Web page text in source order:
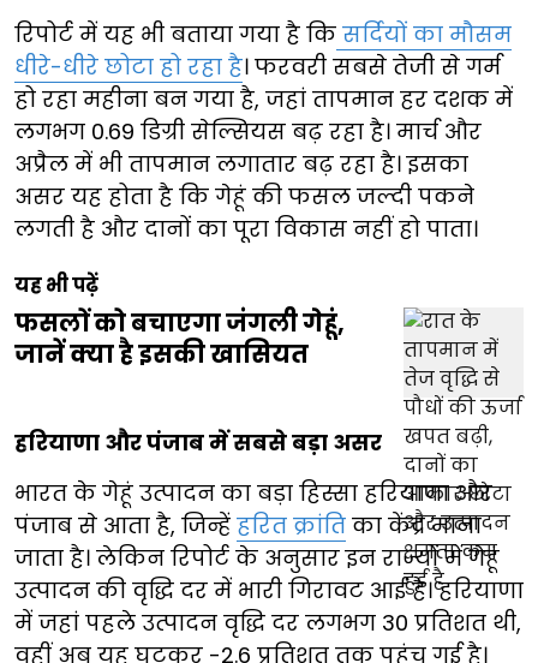
रिपोर्ट में यह भी बताया गया है कि सर्दियों का मौसम
धीरे-धीरे छोटा हो रहा है। फरवरी सबसे तेजी से गर्म
हो रहा महीना बन गया है, जहां तापमान हर दशक में
लगभग 0.69 डिग्री सेल्सियस बढ़ रहा है। मार्च और
अप्रैल में भी तापमान लगातार बढ़ रहा है। इसका
असर यह होता है कि गेहूं की फसल जल्दी पकने
लगती है और दानों का पूरा विकास नहीं हो पाता।
यह भी पढ़ें
फसलों को बचाएगा जंगली गेहूं,
जानें क्या है इसकी खासियत
हरियाणा और पंजाब में सबसे बड़ा असर
भारत के गेहूं उत्पादन का बड़ा हिस्सा हरियाणा और
पंजाब से आता है, जिन्हें हरित क्रांति का केंद्र माना
जाता है। लेकिन रिपोर्ट के अनुसार इन राज्यों में गेहूं
उत्पादन की वृद्धि दर में भारी गिरावट आई है। हरियाणा
में जहां पहले उत्पादन वृद्धि दर लगभग 30 प्रतिशत थी,
वहीं अब यह घटकर -2.6 प्रतिशत तक पहुंच गई है।